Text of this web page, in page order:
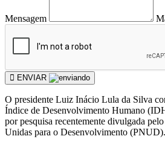
Mensagem
ENVIAR
O presidente Luiz Inácio Lula da Silva
Índice de Desenvolvimento Humano
por pesquisa recentemente divulgada
Unidas para o Desenvolvimento (PNUD).